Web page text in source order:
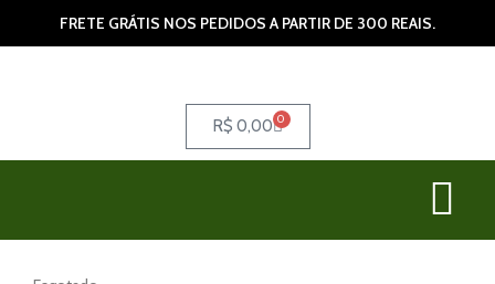
FRETE GRÁTIS NOS PEDIDOS A PARTIR DE 300 REAIS.
R$ 0,00 0